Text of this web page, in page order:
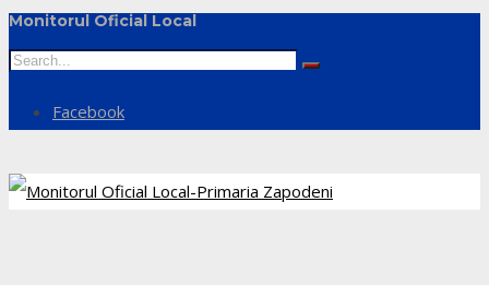
Monitorul Oficial Local
Facebook